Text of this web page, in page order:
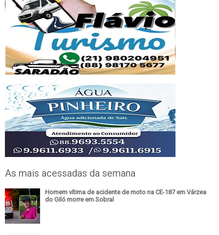
As mais acessadas da semana
Homem vítima de acidente de moto na CE-187 em Várzea
do Giló morre em Sobral